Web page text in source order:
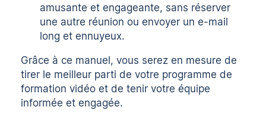
amusante et engageante, sans réserver
une autre réunion ou envoyer un e-mail
long et ennuyeux.
Grâce à ce manuel, vous serez en mesure de
tirer le meilleur parti de votre programme de
formation vidéo et de tenir votre équipe
informée et engagée.